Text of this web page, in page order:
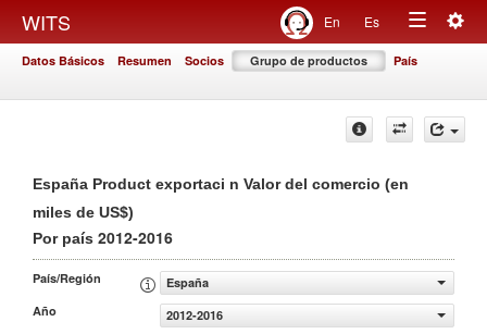
WITS En Es
Toggle
Datos Básicos Resumen Socios Grupo de productos País
España Product exportaci n Valor del comercio (en
miles de US$)
Por país 2012-2016
País/Región
España
Año
2012-2016